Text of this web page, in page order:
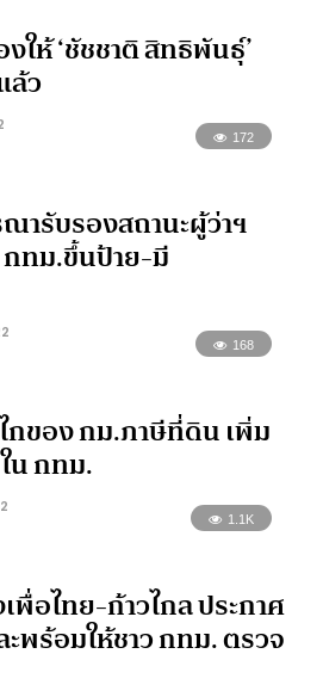
ห้ ‘ชัชชาติ สิทธิพันธุ์’
ล้ว
172
ารับรองสถานะผู้ว่าฯ
ทม.ขึ้นป้าย-มี
168
กของ กม.ภาษีที่ดิน เพิ่ม
น กทม.
1.1K
พื่อไทย-ก้าวไกล ประกาศ
พร้อมให้ชาว กทม. ตรวจ